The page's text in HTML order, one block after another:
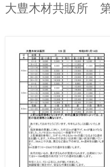
大豊木材共販所